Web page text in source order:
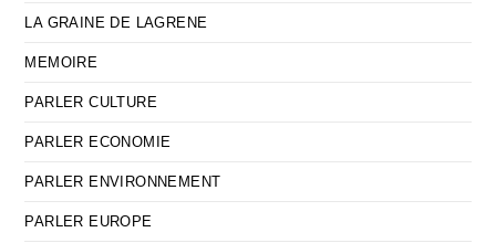
LA GRAINE DE LAGRENE
MEMOIRE
PARLER CULTURE
PARLER ECONOMIE
PARLER ENVIRONNEMENT
PARLER EUROPE